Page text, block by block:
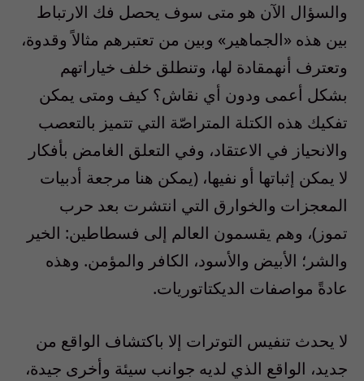
والسؤال الآن هو متى سوف يحصل فك الارتباط
بين هذه «الجماهير» وبين من تعتبرهم مثالاً وقدوة،
وتعترف أنهمقادة لها، وتنطلق خلف خياراتهم
بشكل أعمى ودون أي نقاش؟ كيف ومتى يمكن
تفكيك هذه الكتلة المتراصّة التي تتميز بالتعصب
والانحياز في الاعتقاد، وفي التعلق الغامض بأفكار
لا يمكن إثباتها أو نفيها، (يمكن هنا مرجعة أدبيات
المعجزات والخوارق التي انتشرت بعد حرب
تموز)، وهم يقسمون العالم إلى فسطاطين: الخير
والشر؛ الأبيض والأسود، الكافر والمؤمن. وهذه
عادةً مواصفات الديكتاتوريات.
لا يحدث تنفيس التوترات إلا باكتشاف الواقع من
جديد، الواقع الذي لديه جوانب سيئة وأخرى جيدة،